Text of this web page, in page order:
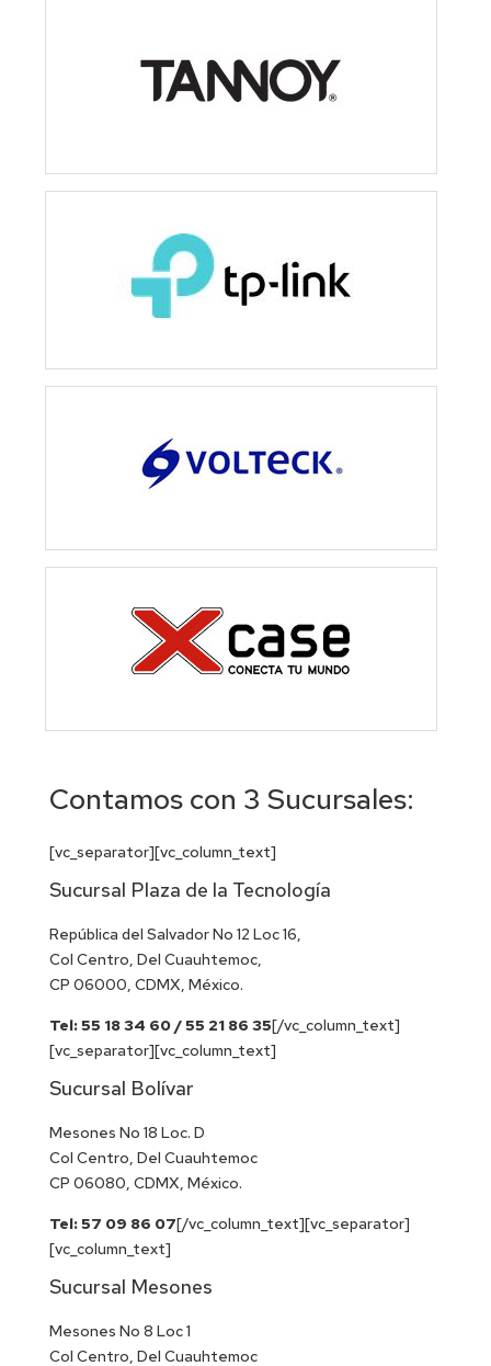
Contamos con 3 Sucursales:
[vc_separator][vc_column_text]
Sucursal Plaza de la Tecnología
República del Salvador No 12 Loc 16,
Col Centro, Del Cuauhtemoc,
CP 06000, CDMX, México.
Tel: 55 18 34 60 / 55 21 86 35[/vc_column_text]
[vc_separator][vc_column_text]
Sucursal Bolívar
Mesones No 18 Loc. D
Col Centro, Del Cuauhtemoc
CP 06080, CDMX, México.
Tel: 57 09 86 07[/vc_column_text][vc_separator]
[vc_column_text]
Sucursal Mesones
Mesones No 8 Loc 1
Col Centro, Del Cuauhtemoc